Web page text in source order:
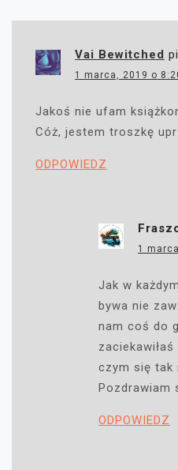
Vai Bewitched
1 marca, 2019 o
Jakoś nie ufam
Cóż, jestem troszkę
ODPOWIEDZ
1
Jak w
bywa nie
nam coś do
czym się tak
Pozdrawiam
ODPOWIEDZ